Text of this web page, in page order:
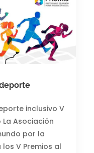
inclusivo V
Asociación
por la
V Premios al